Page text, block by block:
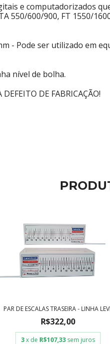
e computadorizados
550/600/900, FT 1550/
- Pode ser utilizado em
nível de bolha.
DE FABRICAÇÃO!
PAR DE ESCALAS TRASEIRA - LINHA
R$322,00
3x de R$107,33 sem juros